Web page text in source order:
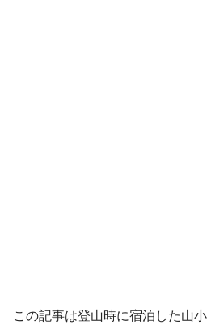
この記事は登山時に宿泊した山